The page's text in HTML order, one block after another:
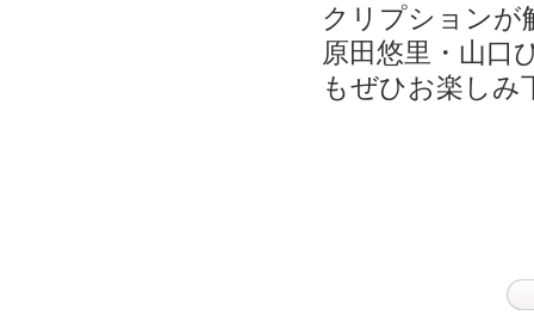
クリプションが
原田悠里・山口
もぜひお楽しみ